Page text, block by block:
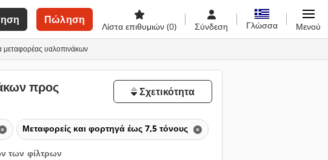
Πώληση
Λίστα επιθυμιών (0) Σύνδεση Γλώσσα Μενού
μεταφορέας υαλοπινάκων
προς
Σχετικότητα
Μεταφορείς και φορτηγά έως 7,5 τόνους
των φίλτρων